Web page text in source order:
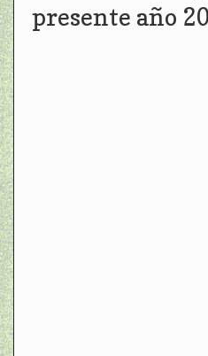
presente año